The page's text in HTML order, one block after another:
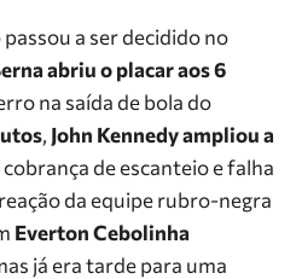
a ser decidido no
abriu o placar aos 6
na saída de bola do
, John Kennedy ampliou a
cobrança de escanteio e falha
da equipe rubro-negra
Everton Cebolinha
já era tarde para uma